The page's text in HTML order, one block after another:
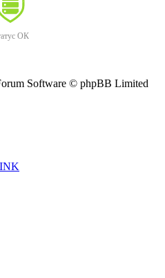
ОК
Software © phpBB Limited